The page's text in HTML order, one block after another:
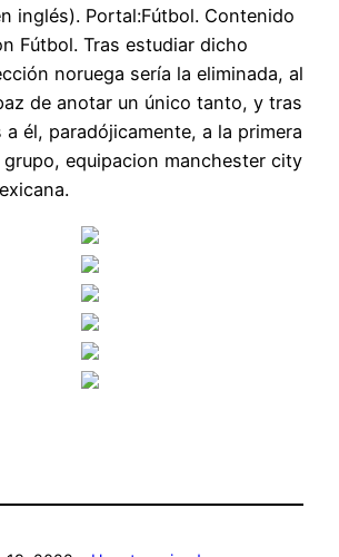
inglés). Portal:Fútbol. Contenido
Fútbol. Tras estudiar dicho
noruega sería la eliminada, al
de anotar un único tanto, y tras
él, paradójicamente, a la primera
equipacion manchester city